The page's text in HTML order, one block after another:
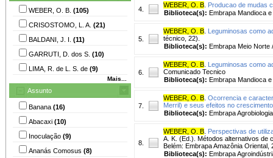
WEBER, O. B. (105)
CRISOSTOMO, L. A. (21)
BALDANI, J. I. (11)
GARRUTI, D. dos S. (10)
LIMA, R. de L. S. de (9)
Mais...
Assunto
Banana (16)
Abacaxi (10)
Inoculação (9)
Ananás Comosus (8)
4.
WEBER, O. B Producao de mudas
Biblioteca(s): Embrapa Mandioca
5.
WEBER, O. B Leguminosas como
técnico, 22).
Biblioteca(s): Embrapa Meio Norte
6.
WEBER, O. B Leguminosas como
Comunicado Tecnico
Biblioteca(s): Embrapa Mandioca
7.
WEBER, O. B Ocorrencia e
Merril) e seus efeitos no
Biblioteca(s): Embrapa
8.
WEBER, O. B Perspectivas de
A. K. (Ed.). Métodos alternativos de
Belém: Embrapa Amazônia Oriental,
Biblioteca(s): Embrapa